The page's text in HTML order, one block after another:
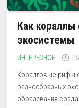
Как кораллы
экосистемы
ИНТЕРЕСНОЕ
Коралловые рифы
разнообразных
образования